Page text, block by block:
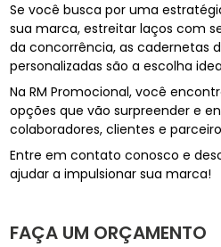
Se você busca por uma
sua marca, estreitar laços com
da concorrência, as cadernetas
personalizadas são a escolha
Na RM Promocional, você
opções que vão surpreender e
colaboradores, clientes e
Entre em contato conosco e
ajudar a impulsionar sua marca!
FAÇA UM ORÇAMENTO